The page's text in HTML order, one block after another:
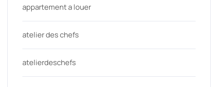
appartement a louer
atelier des chefs
atelierdeschefs